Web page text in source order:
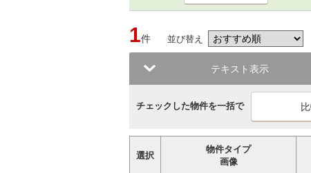
1件 並び替え
テキスト表示
チェックした物件を一括で
選択
物件タイプ
画像